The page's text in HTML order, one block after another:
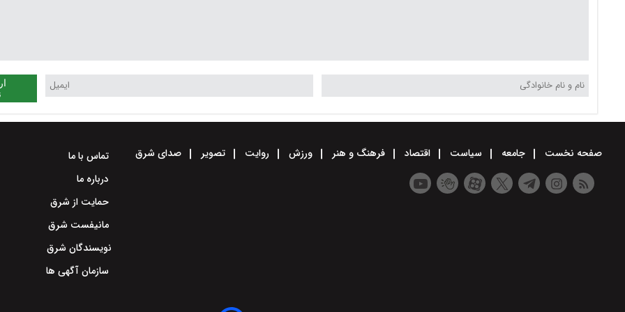
صفحه نخست جامعه سیاست اقتصاد فرهنگ و هنر ورزش روایت تصویر صدای شرق
تماس با ما
درباره ما
حمایت از شرق
مانیفست شرق
نویسندگان شرق
سازمان آگهی ها